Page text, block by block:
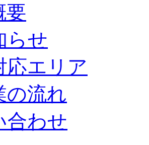
要
らせ
応エリア
の流れ
合わせ